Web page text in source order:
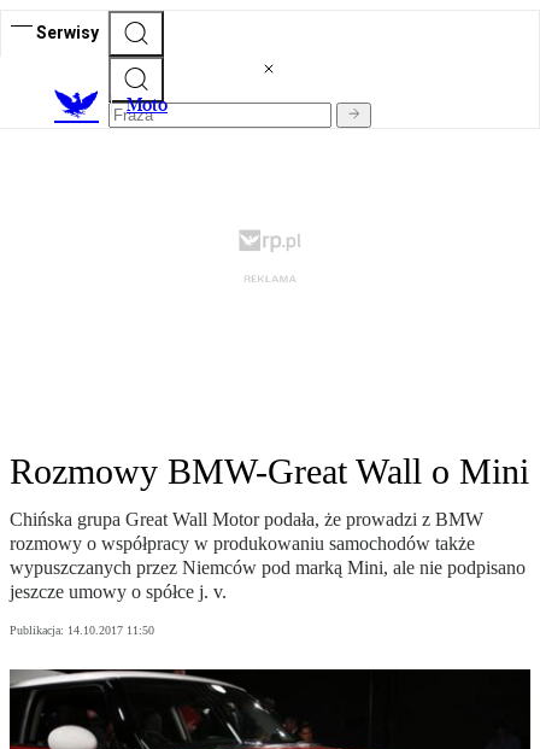
Serwisy
Moto
Rozmowy BMW-Great Wall o Mini
Chińska grupa Great Wall Motor podała, że prowadzi z BMW
rozmowy o współpracy w produkowaniu samochodów także
wypuszczanych przez Niemców pod marką Mini, ale nie podpisano
jeszcze umowy o spółce j. v.
Publikacja: 14.10.2017 11:50